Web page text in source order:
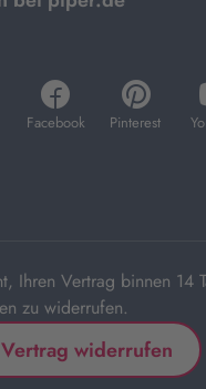
Facebook
öffnet
in
Pinterest
öffnet
in
Ihren Vertrag binnen 14
zu widerrufen.
Vertrag widerrufen